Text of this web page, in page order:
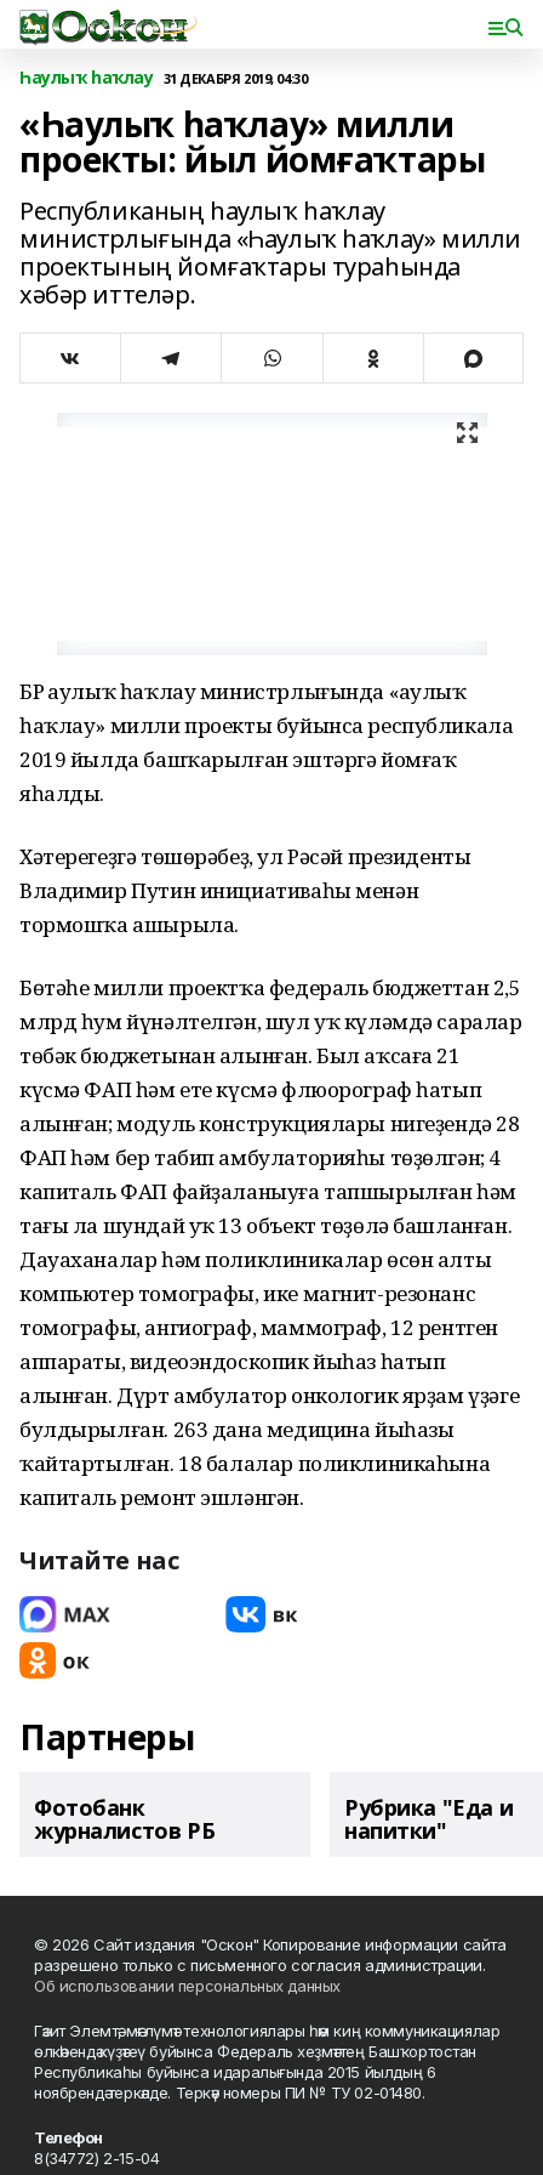
Һаулыҡ һаҡлау 31 ДЕКАБРЯ 2019, 04:30
«Һаулыҡ һаҡлау» милли
проекты: йыл йомғаҡтары
Республиканың һаулыҡ һаҡлау
министрлығында «Һаулыҡ һаҡлау» милли
проектының йомғаҡтары тураһында
хәбәр иттеләр.
БР Һаулыҡ һаҡлау министрлығында «Һаулыҡ
һаҡлау» милли проекты буйынса республикала
2019 йылда башҡарылған эштәргә йомғаҡ
яһалды.
Хәтерегеҙгә төшөрәбеҙ, ул Рәсәй президенты
Владимир Путин инициативаһы менән
тормошҡа ашырыла.
Бөтәһе милли проектҡа федераль бюджеттан 2,5
млрд һум йүнәлтелгән, шул уҡ күләмдә саралар
төбәк бюджетынан алынған. Был аҡсаға 21
күсмә ФАП һәм ете күсмә флюорограф һатып
алынған; модуль конструкциялары нигеҙендә 28
ФАП һәм бер табип амбулаторияһы төҙөлгән; 4
капиталь ФАП файҙаланыуға тапшырылған һәм
тағы ла шундай уҡ 13 объект төҙөлә башланған.
Дауаханалар һәм поликлиникалар өсөн алты
компьютер томографы, ике магнит-резонанс
томографы, ангиограф, маммограф, 12 рентген
аппараты, видеоэндоскопик йыһаз һатып
алынған. Дүрт амбулатор онкологик ярҙам үҙәге
булдырылған. 263 дана медицина йыһазы
ҡайтартылған. 18 балалар поликлиникаһына
капиталь ремонт эшләнгән.
Читайте нас
Партнеры
Фотобанк
журналистов РБ
Рубрика "Еда и
напитки"
© 2026 Сайт издания "Оскон" Копирование информации сайта
разрешено только с письменного согласия администрации.
Об использовании персональных данных
Гәзит Элемтә, мәғлүмәт технологиялары һәм киң коммуникациялар
өлкәһендә күҙәтеү буйынса Федераль хеҙмәттең Башҡортостан
Республикаһы буйынса идаралығында 2015 йылдың 6
ноябрендә теркәлде. Теркәү номеры ПИ № ТУ 02-01480.
Телефон
8(34772) 2-15-04